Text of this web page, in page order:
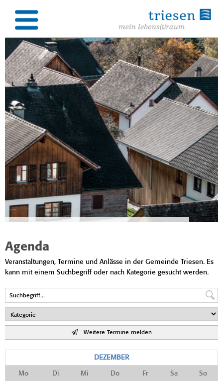
Agenda
Veranstaltungen, Termine und Anlässe in der Gemeinde Triesen. Es
kann mit einem Suchbegriff oder nach Kategorie gesucht werden.
Weitere Termine melden
DEZEMBER
Mo Di Mi Do Fr Sa So